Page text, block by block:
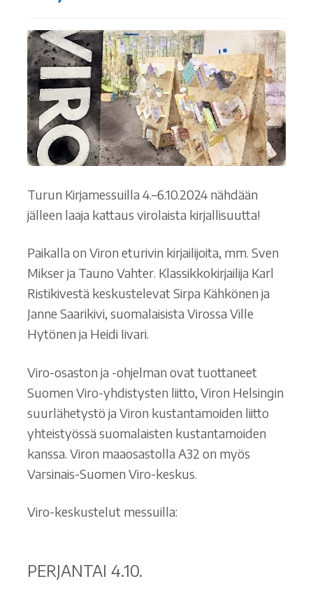
Turun Kirjamessuilla 4.–6.10.2024 nähdään
jälleen laaja kattaus virolaista kirjallisuutta!
Paikalla on Viron eturivin kirjailijoita, mm. Sven
Mikser ja Tauno Vahter. Klassikkokirjailija Karl
Ristikivestä keskustelevat Sirpa Kähkönen ja
Janne Saarikivi, suomalaisista Virossa Ville
Hytönen ja Heidi Iivari.
Viro-osaston ja -ohjelman ovat tuottaneet
Suomen Viro-yhdistysten liitto, Viron Helsingin
suurlähetystö ja Viron kustantamoiden liitto
yhteistyössä suomalaisten kustantamoiden
kanssa. Viron maaosastolla A32 on myös
Varsinais-Suomen Viro-keskus.
Viro-keskustelut messuilla:
PERJANTAI 4.10.